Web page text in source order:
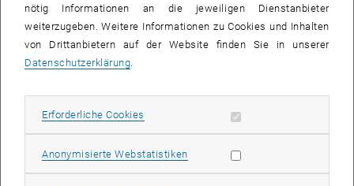
Straßen Wiens daher nach zwei Kriterien: Nach dem Anteil der
Gehsteige, die nicht genügend Sicherheitsabstand erlauben, und
nach dem Anteil der über 65-Jährigen in der Bevölkerung.
Dabei zeigte sich: In ganz Wien gibt es Gegenden, in denen es
Außenbezirken sind die Gehsteige vielerorts besonders schmal,
kritische Punkte, an denen schmale Gehsteige und ein hoher Anteil
nötig Informationen an die jeweiligen Dienstanbieter
weiterzugeben. Weitere Informationen zu Cookies und Inhalten
von Drittanbietern auf der Website finden Sie in unserer
Datenschutzerklärung
Erforderliche Cookies Erforderliche Cookies zulassen
Anonymisierte WebstatistikenStatistik Cookies zulassen